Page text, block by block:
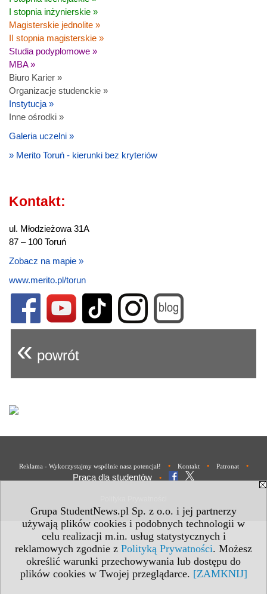
Grupa StudentNews.pl Sp. z o.o. i jej partnerzy
używają plików cookies i podobnych technologii w
celu realizacji m.in. usług statystycznych i
reklamowych zgodnie z Polityką Prywatności. Możesz
określić warunki przechowywania lub dostępu do
plików cookies w Twojej przeglądarce. [ZAMKNIJ]
I stopnia inżynierskie »
Magisterskie jednolite »
II stopnia magisterskie »
Studia podyplomowe »
MBA »
Biuro Karier »
Organizacje studenckie »
Instytucja »
Inne ośrodki »
Galeria uczelni »
» Merito Toruń - kierunki bez kryteriów
Kontakt:
ul. Młodzieżowa 31A
87 – 100 Toruń
Zobacz na mapie »
www.merito.pl/torun
« powrót
Reklama - Wykorzystajmy wspólnie nasz potencjał! • Kontakt • Patronat •
Praca dla studentów •